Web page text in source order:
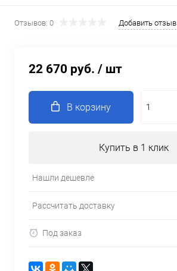
Отзывов: 0 Добавить отзыв
22 670 руб. / шт
В корзину
Купить в 1 клик
Нашли дешевле
Рассчитать доставку
Под заказ